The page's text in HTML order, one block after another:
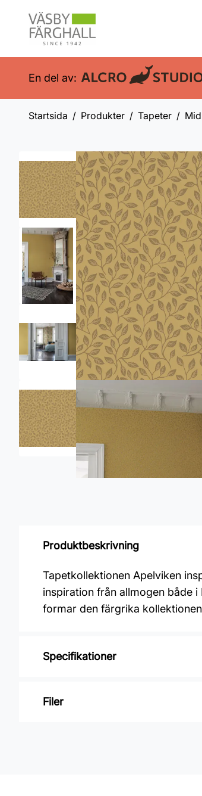
En del av:
Startsida Produkter Tapeter
Produktbeskrivning
Tapetkollektionen Apelviken
inspiration från allmogen både
formar den färgrika
Specifikationer
Varumärke: Midbec Tapeter
Filer